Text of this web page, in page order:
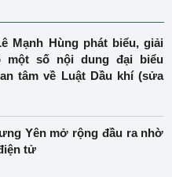
Mạnh Hùng phát biểu, giải
một số nội dung đại biểu
tâm về Luật Dầu khí (sửa
Yên mở rộng đầu ra nhờ
tử